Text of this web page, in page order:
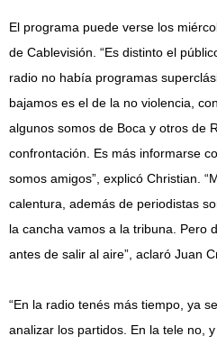
El programa puede verse los
de Cablevisión. “Es distinto el
radio no había programas
bajamos es el de la no violencia,
algunos somos de Boca y otros de
confrontación. Es más informarse
somos amigos”, explicó Christian.
calentura, además de periodistas
la cancha vamos a la tribuna. Pero
antes de salir al aire”, aclaró Juan
“En la radio tenés más tiempo, ya
analizar los partidos. En la tele no,